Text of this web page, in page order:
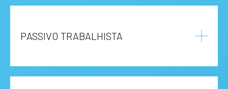
PASSIVO TRABALHISTA